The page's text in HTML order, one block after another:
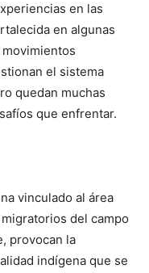
en las
en algunas
el sistema
quedan muchas
que enfrentar.
vinculado al área
del campo
provocan la
indígena que se